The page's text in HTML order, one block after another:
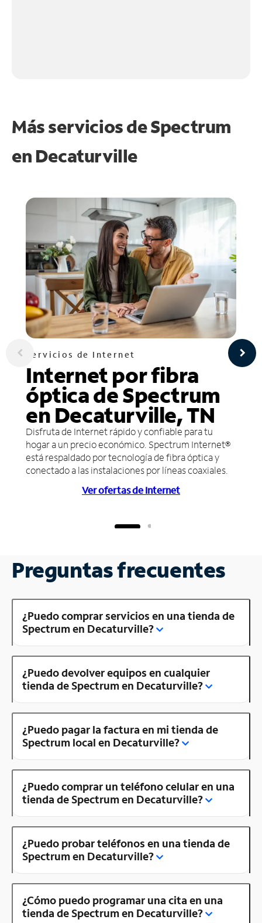
Más servicios de Spectrum
en Decaturville
Servicios de Internet
Internet por fibra
óptica de Spectrum
en Decaturville, TN
Disfruta de Internet rápido y confiable para tu
hogar a un precio económico. Spectrum Internet®
está respaldado por tecnología de fibra óptica y
conectado a las instalaciones por líneas coaxiales.
Ver ofertas de Internet
Preguntas frecuentes
¿Puedo comprar servicios en una tienda de
Spectrum en Decaturville?
¿Puedo devolver equipos en cualquier
tienda de Spectrum en Decaturville?
¿Puedo pagar la factura en mi tienda de
Spectrum local en Decaturville?
¿Puedo comprar un teléfono celular en una
tienda de Spectrum en Decaturville?
¿Puedo probar teléfonos en una tienda de
Spectrum en Decaturville?
¿Cómo puedo programar una cita en una
tienda de Spectrum en Decaturville?